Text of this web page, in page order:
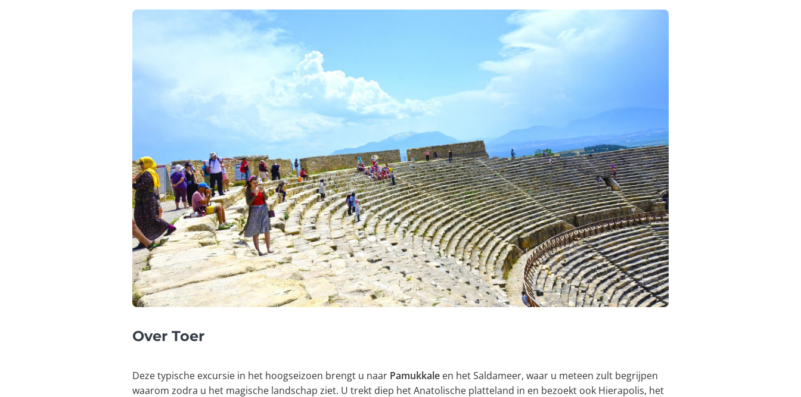
Over Toer
Deze typische excursie in het hoogseizoen brengt u naar Pamukkale en het Saldameer, waar u meteen zult begrijpen
waarom zodra u het magische landschap ziet. U trekt diep het Anatolische platteland in en bezoekt ook Hierapolis, het